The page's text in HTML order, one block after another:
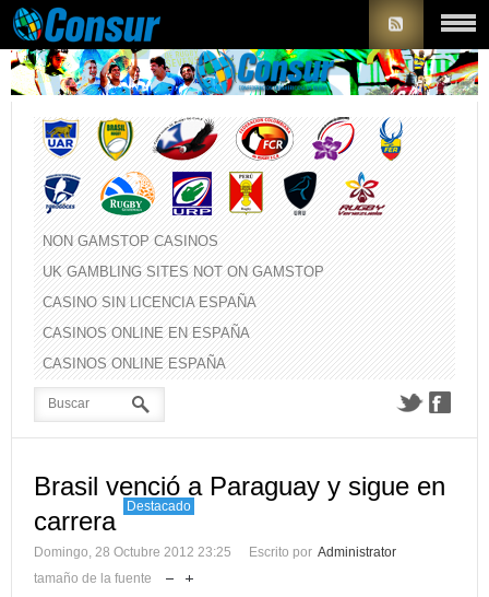
NON GAMSTOP CASINOS
UK GAMBLING SITES NOT ON GAMSTOP
CASINO SIN LICENCIA ESPAÑA
CASINOS ONLINE EN ESPAÑA
CASINOS ONLINE ESPAÑA
Brasil venció a Paraguay y sigue en
carrera
Destacado
Domingo, 28 Octubre 2012 23:25 Escrito por Administrator
tamaño de la fuente